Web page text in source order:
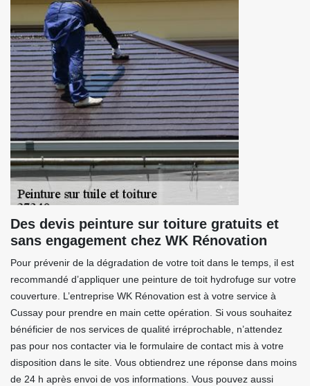
Des devis peinture sur toiture gratuits et
sans engagement chez WK Rénovation
Pour prévenir de la dégradation de votre toit dans le temps, il est
recommandé d’appliquer une peinture de toit hydrofuge sur votre
couverture. L’entreprise WK Rénovation est à votre service à
Cussay pour prendre en main cette opération. Si vous souhaitez
bénéficier de nos services de qualité irréprochable, n’attendez
pas pour nos contacter via le formulaire de contact mis à votre
disposition dans le site. Vous obtiendrez une réponse dans moins
de 24 h après envoi de vos informations. Vous pouvez aussi